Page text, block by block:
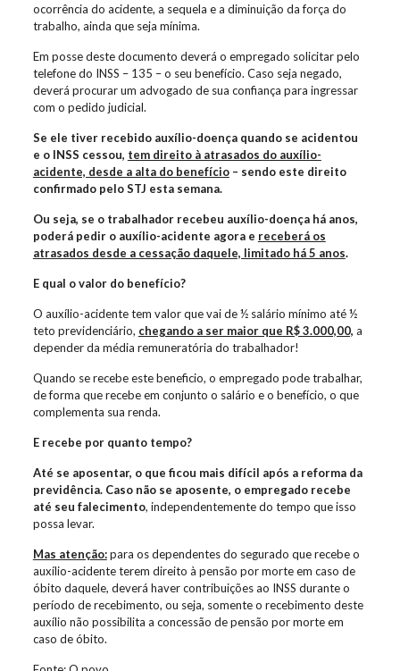
ocorrência do acidente, a sequela e a diminuição da força do
trabalho, ainda que seja mínima.
Em posse deste documento deverá o empregado solicitar pelo
telefone do INSS – 135 – o seu benefício. Caso seja negado,
deverá procurar um advogado de sua confiança para ingressar
com o pedido judicial.
Se ele tiver recebido auxílio-doença quando se acidentou
e o INSS cessou, tem direito à atrasados do auxílio-
acidente, desde a alta do benefício– sendo este direito
confirmado pelo STJ esta semana.
Ou seja, se o trabalhador recebeu auxílio-doença há anos,
poderá pedir o auxílio-acidente agora e receberá os
atrasados desde a cessação daquele, limitado há 5 anos.
E qual o valor do benefício?
O auxílio-acidente tem valor que vai de ½ salário mínimo até ½
teto previdenciário, chegando a ser maior que R$ 3.000,00, a
depender da média remuneratória do trabalhador!
Quando se recebe este beneficio, o empregado pode trabalhar,
de forma que recebe em conjunto o salário e o benefício, o que
complementa sua renda.
E recebe por quanto tempo?
Até se aposentar, o que ficou mais difícil após a reforma da
previdência. Caso não se aposente, o empregado recebe
até seu falecimento, independentemente do tempo que isso
possa levar.
Mas atenção:para os dependentes do segurado que recebe o
auxílio-acidente terem direito à pensão por morte em caso de
óbito daquele, deverá haver contribuições ao INSS durante o
período de recebimento, ou seja, somente o recebimento deste
auxílio não possibilita a concessão de pensão por morte em
caso de óbito.